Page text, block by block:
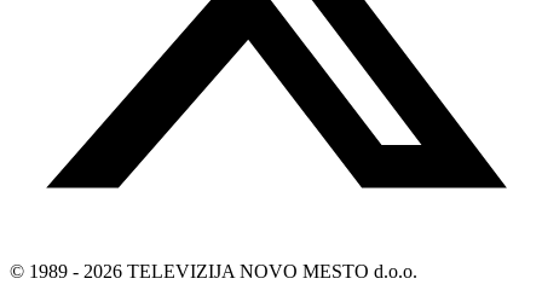
© 1989 - 2026 TELEVIZIJA NOVO MESTO d.o.o.